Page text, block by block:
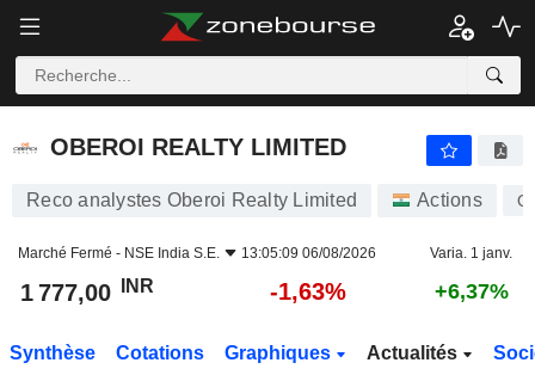
OBEROI REALTY LIMITED
OBEROI REALTY LIMITED
Reco analystes Oberoi Realty Limited Actions
Marché Fermé - NSE India S.E. 13:05:09 06/08/2026 Varia. 1 janv.
1 777,00 INR -1,63% +6,37%
Synthèse Cotations Graphiques Actualités